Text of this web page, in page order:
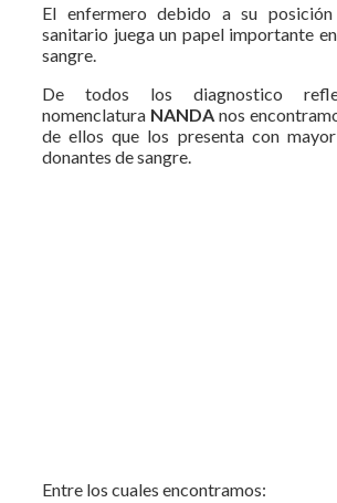
El enfermero debido a su
sanitario juega un papel importante
sangre.
De todos los diagnostico
nomenclatura NANDA nos
de ellos que los presenta con
donantes de sangre.
Entre los cuales encontramos: